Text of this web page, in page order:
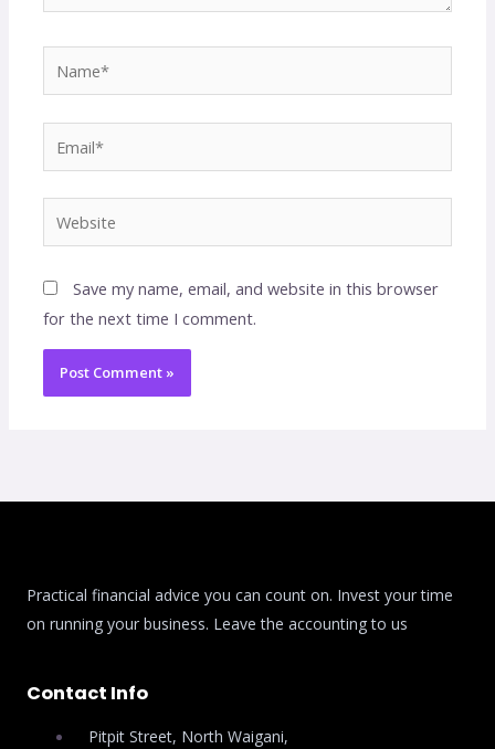
Website
Save my name, email, and website in this browser
for the next time I comment.
Practical financial advice you can count on. Invest your time
on running your business. Leave the accounting to us
Contact Info
Pitpit Street, North Waigani,